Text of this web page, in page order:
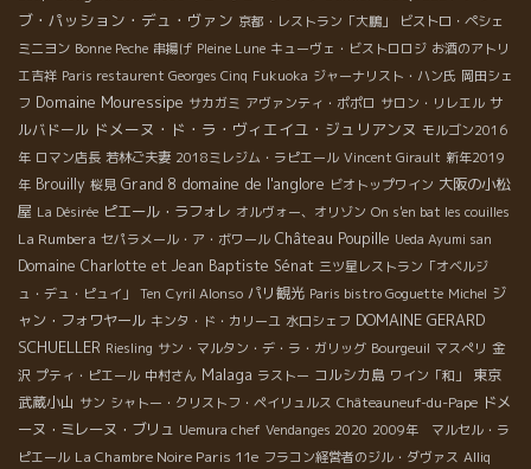
ブ・パッション・デュ・ヴァン 京都・レストラン「大鵬」
ビストロ・ペシェ
ミニヨン Bonne Peche 串揚げ Pleine Lune キューヴェ・ビストロロジ お酒のアトリ
エ吉祥 Paris restaurent Georges Cinq Fukuoka ジャーナリスト・ハン氏 岡田シェ
フ Domaine Mouressipe サカガミ アヴァンティ・ポポロ サロン・リレエル サ
ルバドール ドメーヌ・ド・ラ・ヴィエイユ・ジュリアンヌ モルゴン2016
年 ロマン店長 若林ご夫妻 2018ミレジム・ラピエール Vincent Girault 新年2019
年 Brouilly 桜見 Grand 8 domaine de l'anglore ビオトップワイン 大阪の小松
屋 La Désirée ピエール・ラフォレ オルヴォー、オリゾン On s'en bat les couilles
La Rumbera セパラメール・ア・ボワール Château Poupille Ueda Ayumi san
Domaine Charlotte et Jean Baptiste Sénat 三ツ星レストラン「オベルジ
ュ・デュ・ピュイ」
Ten Cyril Alonso パリ観光 Paris bistro Goguette Michel ジ
ャン・フォワヤール キンタ・ド・カリーユ 水口シェフ DOMAINE GERARD
SCHUELLER Riesling サン・マルタン・デ・ラ・ガリッグ Bourgeuil マスぺリ 金
沢 プティ・ピエール 中村さん Malaga ラストー コルシカ島 ワイン「和」
東京
武蔵小山 サン シャトー・クリストフ・ペイリュルス Châteauneuf-du-Pape ドメ
ーヌ・ミレーヌ・ブリュ Uemura chef Vendanges 2020 2009年 マルセル・ラ
ピエール La Chambre Noire Paris 11e フラコン経営者のジル・ダヴァス Alliq